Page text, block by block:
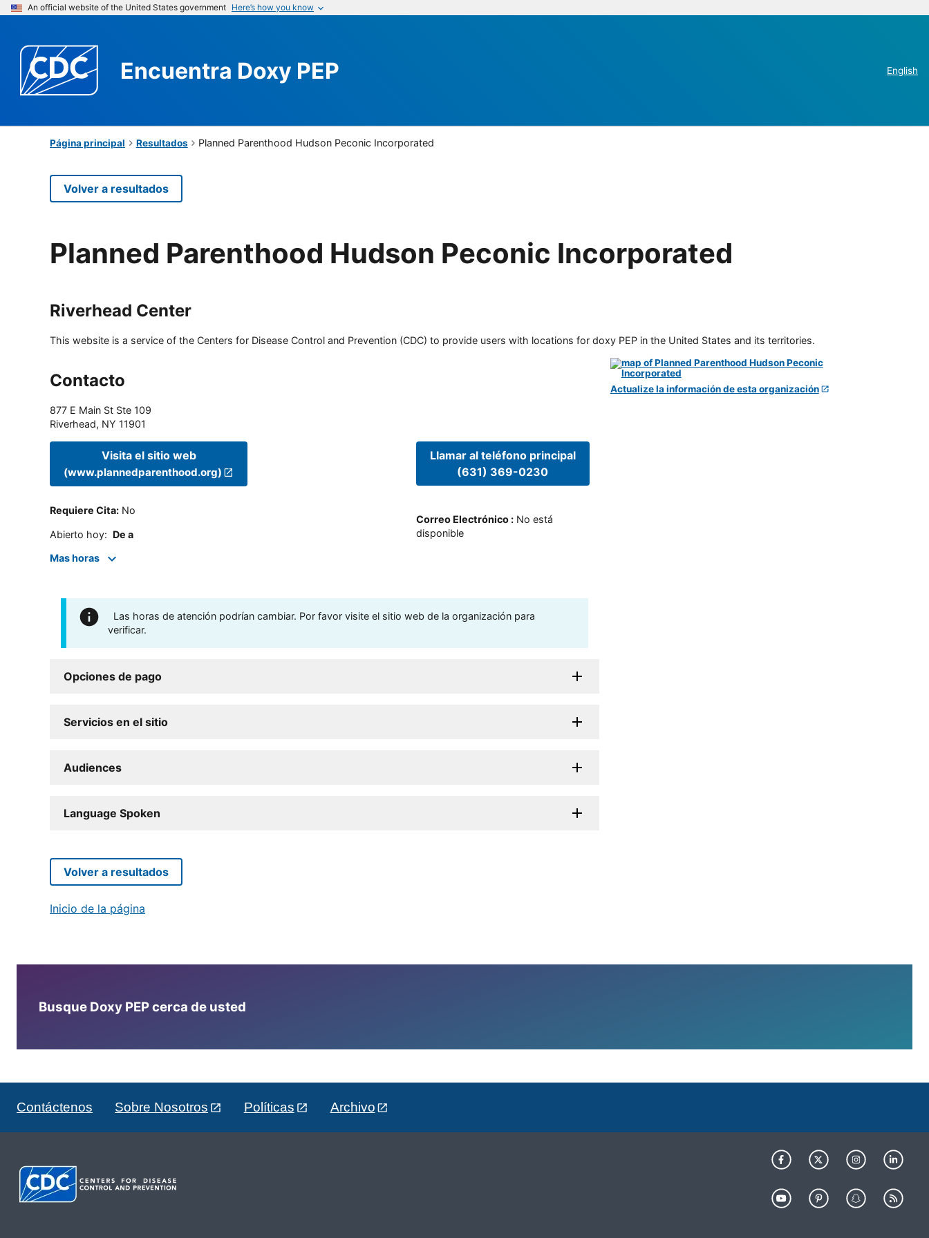
An official website of the United States government Here’s how you know
Encuentra Doxy PEP English
Página principal Resultados Planned Parenthood Hudson Peconic Incorporated
Volver a resultados
Planned Parenthood Hudson Peconic Incorporated
Riverhead Center
This website is a service of the Centers for Disease Control and Prevention (CDC) to provide users with locations for doxy PEP in the United States and its territories.
Contacto
877 E Main St Ste 109
Riverhead, NY 11901
Visita el sitio web
(www.plannedparenthood.org)
Requiere Cita: No
Abierto hoy: De a
Mas horas
Llamar al teléfono principal
(631) 369-0230
Correo Electrónico: No está
disponible
Las horas de atención podrían cambiar. Por favor visite el sitio web de la organización para
verificar.
Opciones de pago
Servicios en el sitio
Audiences
Language Spoken
Actualize la información de esta organización
Volver a resultados
Inicio de la página
Busque Doxy PEP cerca de usted
Contáctenos Sobre Nosotros Políticas Archivo